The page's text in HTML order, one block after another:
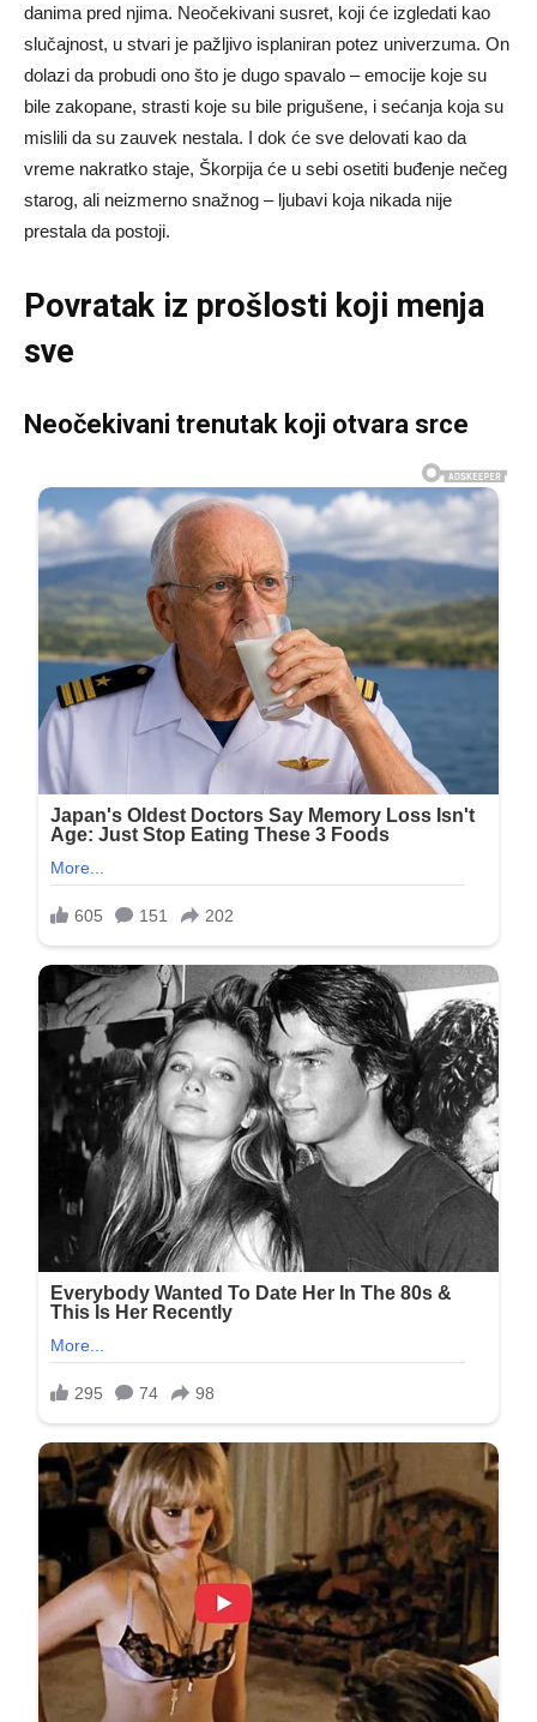
danima pred njima. Neočekivani susret, koji će izgledati kao
slučajnost, u stvari je pažljivo isplaniran potez univerzuma. On
dolazi da probudi ono što je dugo spavalo – emocije koje su
bile zakopane, strasti koje su bile prigušene, i sećanja koja su
mislili da su zauvek nestala. I dok će sve delovati kao da
vreme nakratko staje, Škorpija će u sebi osetiti buđenje nečeg
starog, ali neizmerno snažnog – ljubavi koja nikada nije
prestala da postoji.
Povratak iz prošlosti koji menja
sve
Neočekivani trenutak koji otvara srce